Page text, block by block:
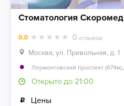
Стоматология Скоромед
0.0 0 отзывов
Москва, ул. Привольная, д. 1
Лермонтовский проспект (674м),
Открыто до 21:00
Цены